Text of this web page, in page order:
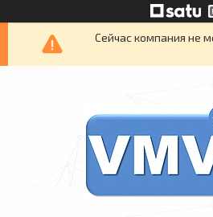
Сейчас компания не